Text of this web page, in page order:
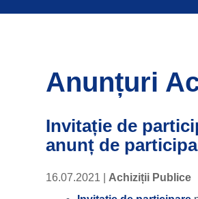
Anunțuri
Invitație de
anunț de
16.07.2021
Achiziții Publice